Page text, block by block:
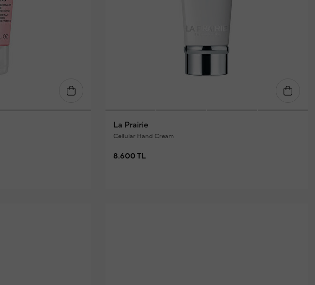
La Prairie
Cellular Hand Cream
8.600 TL